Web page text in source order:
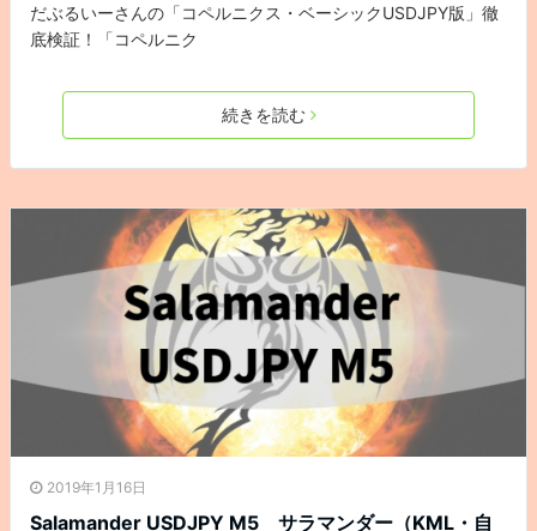
だぶるいーさんの「コペルニクス・ベーシックUSDJPY版」徹
底検証！「コペルニク
続きを読む
2019年1月16日
Salamander USDJPY M5 サラマンダー（KML・自